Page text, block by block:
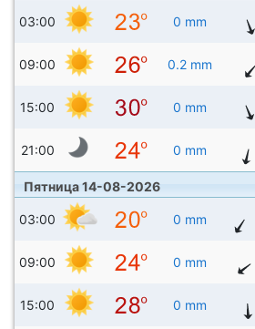
03:00 0 mm
09:00 0.2 mm
15:00 0 mm
21:00 0 mm
Пятница 14-08-2026
03:00 0 mm
09:00 0 mm
15:00 0 mm